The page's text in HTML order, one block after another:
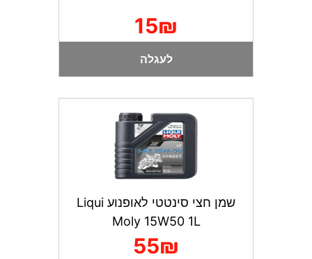
15₪
לעגלה
שמן חצי סינטטי לאופנוע Liqui
Moly 15W50 1L
55₪